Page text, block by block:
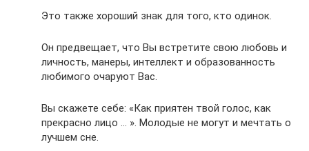
Это также хороший знак для того, кто одинок.
Он предвещает, что Вы встретите свою любовь и
личность, манеры, интеллект и образованность
любимого очаруют Вас.
Вы скажете себе: «Как приятен твой голос, как
прекрасно лицо … ». Молодые не могут и мечтать о
лучшем сне.